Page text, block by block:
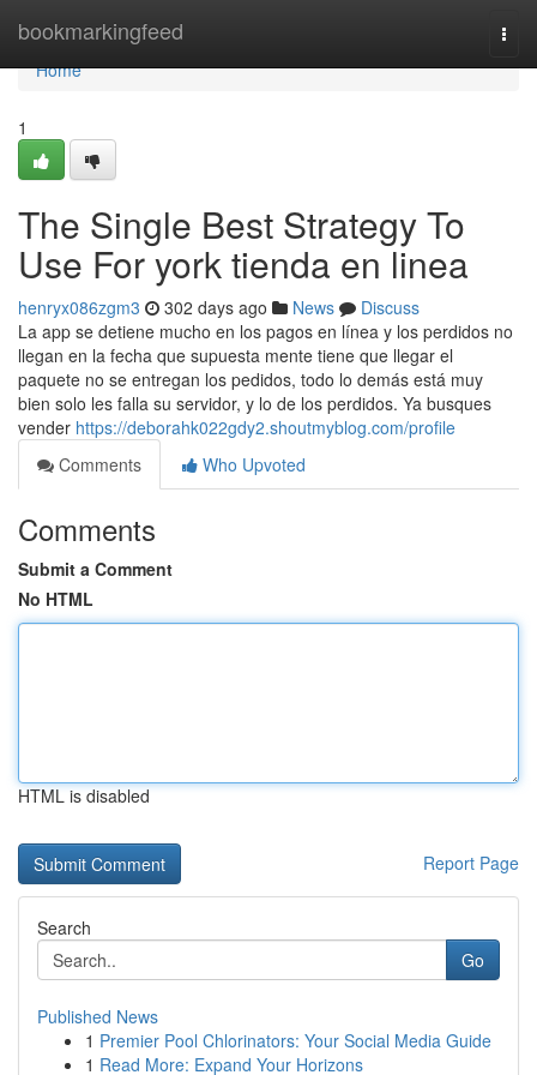
bookmarkingfeed
Home
Home
1
The Single Best Strategy To
Use For york tienda en linea
henryx086zgm3 302 days ago News
Discuss
La app se detiene mucho en los pagos en línea y los perdidos no
llegan en la fecha que supuesta mente tiene que llegar el
paquete no se entregan los pedidos, todo lo demás está muy
bien solo les falla su servidor, y lo de los perdidos. Ya busques
vender https://deborahk022gdy2.shoutmyblog.com/profile
Comments
Who Upvoted
Comments
Submit a Comment
No HTML
HTML is disabled
Report Page
Search
Go
Published News
1 Premier Pool Chlorinators: Your Social Media Guide
1 Read More: Expand Your Horizons